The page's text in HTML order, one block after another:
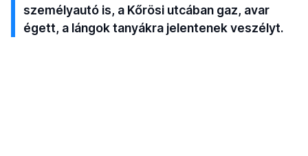
személyautó is, a Kőrösi utcában gaz, avar
égett, a lángok tanyákra jelentenek veszélyt.